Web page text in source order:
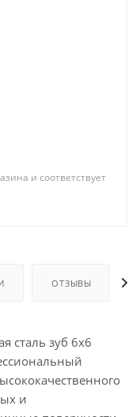
и соответствует
ОТЗЫВЫ
сталь зуб 6х6
и